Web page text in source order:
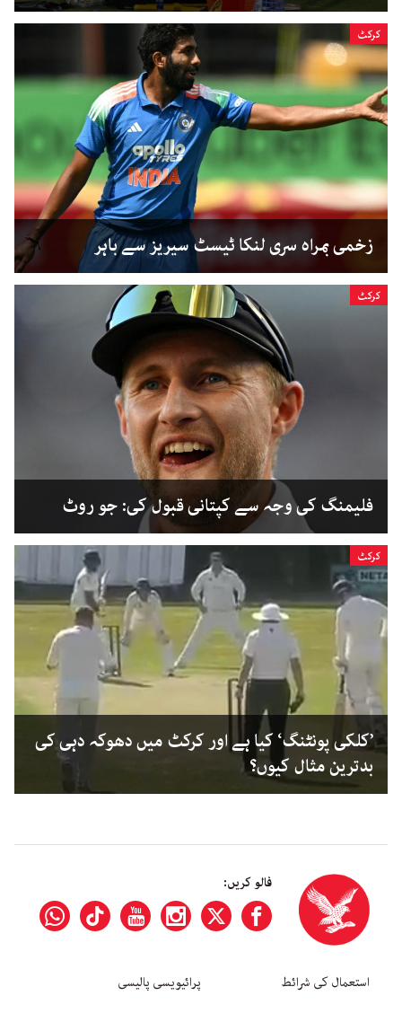
کرکٹ
زخمی بمراہ سری لنکا ٹیسٹ سیریز سے باہر
کرکٹ
فلیمنگ کی وجہ سے کپتانی قبول کی: جو روٹ
کرکٹ
’کلکی پونٹنگ‘ کیا ہے اور کرکٹ میں دھوکہ دہی کی
بدترین مثال کیوں؟
فالو کریں:
استعمال کی شرائط پرائیویسی پالیسی